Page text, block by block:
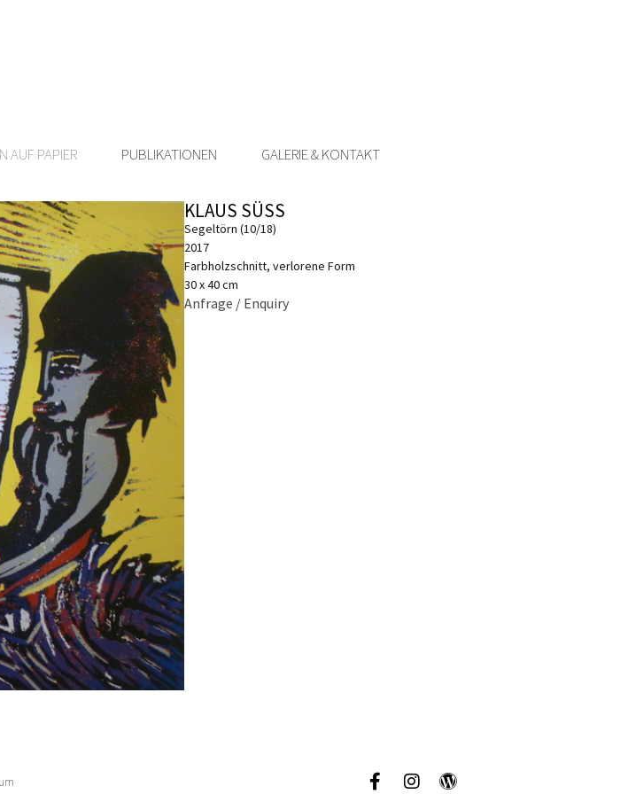
AUF PAPIER PUBLIKATIONEN GALERIE & KONTAKT
KLAUS SÜSS
Segeltörn (10/18)
2017
Farbholzschnitt, verlorene Form
30 x 40 cm
Anfrage / Enquiry